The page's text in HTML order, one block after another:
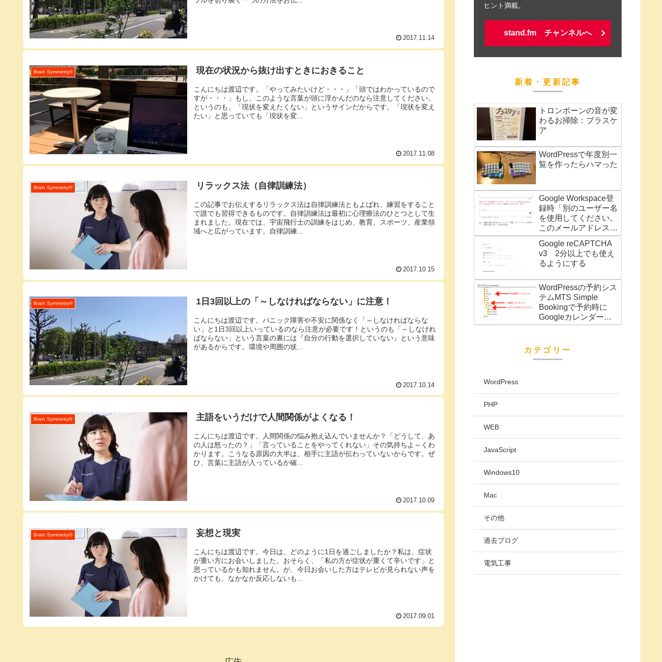
2017.11.14
Brain Symmetry®️ 現在の状況から抜け出すときにおきること
こんにちは渡辺です。「やってみたいけど・・・」「頭ではわかっているので
すが・・・」もし、このような言葉が頭に浮かんだのなら注意してください。
というのも、「現状を変えたくない」というサインだからです。「現状を変え
たい」と思っていても「現状を変...
2017.11.08
Brain Symmetry®️ リラックス法（自律訓練法）
この記事でお伝えするリラックス法は自律訓練法ともよばれ、練習をすること
で誰でも習得できるものです。自律訓練法は最初に心理療法のひとつとして生
まれました。現在では、宇宙飛行士の訓練をはじめ、教育、スポーツ、産業領
域へと広がっています。自律訓練...
2017.10.15
Brain Symmetry®️ 1日3回以上の「～しなければならない」に注意！
こんにちは渡辺です。パニック障害や不安に関係なく「～しなければならな
い」と1日3回以上いっているのなら注意が必要です！というのも「～しなけれ
ばならない」という言葉の裏には『自分の行動を選択していない』という意味
があるからです。環境や周囲の状...
2017.10.14
Brain Symmetry®️ 主語をいうだけで人間関係がよくなる！
こんにちは渡辺です。人間関係の悩み抱え込んでいませんか？「どうして、あ
の人は怒ったの？」「言っていることをやってくれない」その気持ちよ～くわ
かります。こうなる原因の大半は、相手に主語が伝わっていないからです。ぜ
ひ、言葉に主語が入っているか確...
2017.10.09
Brain Symmetry®️ 妄想と現実
こんにちは渡辺です。今日は、どのように1日を過ごしましたか？私は、症状
が重い方にお会いしました。おそらく、「私の方が症状が重くて辛いです」と
思っているかも知れません。が、今日お会いした方はテレビが見られない声を
かけても、なかなか反応しないも...
2017.09.01
ヒント満載。
stand.fm チャンネルへ
新着・更新記事
トロンボーンの音が変
わるお掃除：ブラスケ
ア
WordPressで年度別一
覧を作ったらハマった
Google Workspace登
録時「別のユーザー名
を使用してください。
このメールアドレスは
別の Google サービス
（AdWords アカウン
トなど）に関連付けら
れています」の対処法
Google reCAPTCHA
v3 2分以上でも使え
るようにする
WordPressの予約シス
テムMTS Simple
Bookingで予約時に
Googleカレンダーに
予定を自動で追加
カテゴリー
WordPress
PHP
WEB
JavaScript
Windows10
Mac
その他
過去ブログ
電気工事